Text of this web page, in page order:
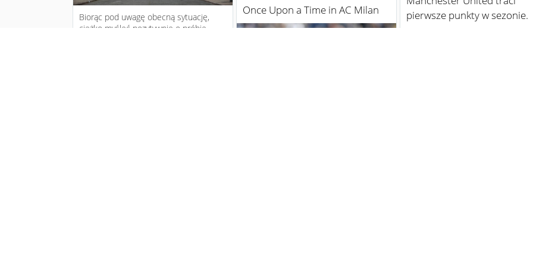
Biorąc pod uwagę obecną sytuację,
ciężko myśleć pozytywnie o próbie
pierwsze punkty w sezonie.
Once Upon a Time in AC Milan